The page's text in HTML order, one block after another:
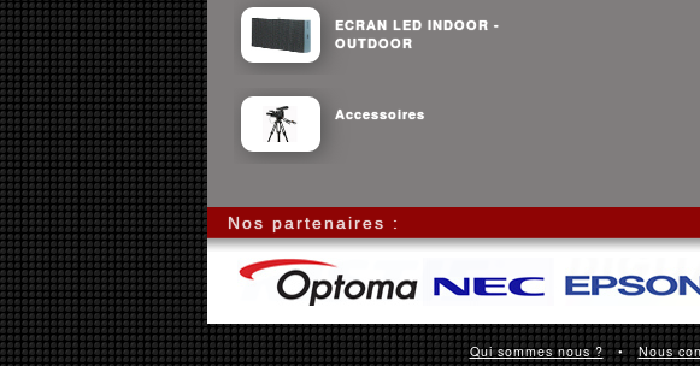
ECRAN LED INDOOR -
OUTDOOR
Accessoires
Nos partenaires :
Qui sommes nous ?•Nous